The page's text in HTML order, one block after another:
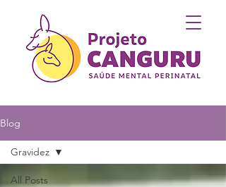
Blog
All Posts
Gravidez